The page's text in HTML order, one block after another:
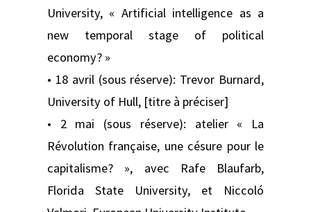
University, « Artificial intelligence as a
new temporal stage of political
economy? »
• 18 avril (sous réserve): Trevor Burnard,
University of Hull, [titre à préciser]
• 2 mai (sous réserve): atelier « La
Révolution française, une césure pour le
capitalisme? », avec Rafe Blaufarb,
Florida State University, et Niccoló